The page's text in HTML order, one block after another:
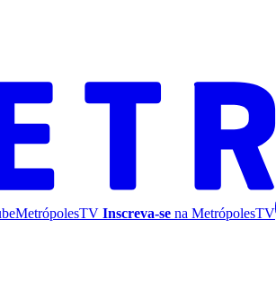
MetrópolesTV Inscreva-se na MetrópolesTV